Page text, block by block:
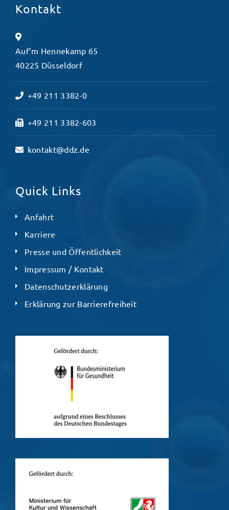
Kontakt
Auf’m Hennekamp 65
40225 Düsseldorf
+49 211 3382-0
+49 211 3382-603
kontakt@ddz.de
Quick Links
Anfahrt
Karriere
Presse und Öffentlichkeit
Impressum / Kontakt
Datenschutzerklärung
Erklärung zur Barrierefreiheit